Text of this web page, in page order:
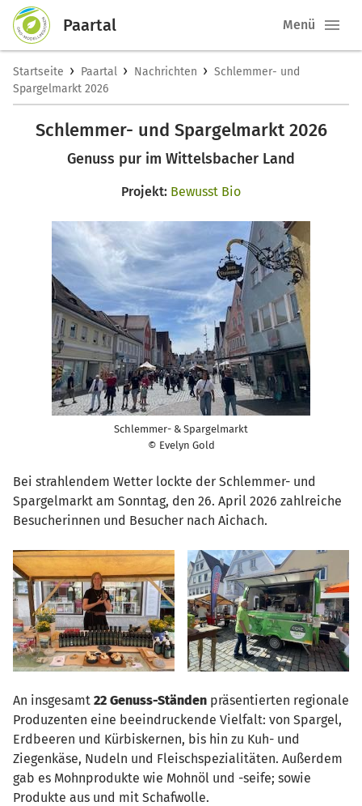
Paartal Menü
Startseite › Paartal › Nachrichten › Schlemmer- und
Spargelmarkt 2026
Schlemmer- und Spargelmarkt 2026
Genuss pur im Wittelsbacher Land
Projekt: Bewusst Bio
Schlemmer- & Spargelmarkt
© Evelyn Gold
Bei strahlendem Wetter lockte der Schlemmer- und
Spargelmarkt am Sonntag, den 26. April 2026 zahlreiche
Besucherinnen und Besucher nach Aichach.
An insgesamt 22 Genuss-Ständen präsentierten regionale
Produzenten eine beeindruckende Vielfalt: von Spargel,
Erdbeeren und Kürbiskernen, bis hin zu Kuh- und
Ziegenkäse, Nudeln und Fleischspezialitäten. Außerdem
gab es Mohnprodukte wie Mohnöl und -seife; sowie
Produkte aus und mit Schafwolle.